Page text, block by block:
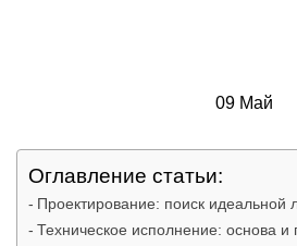
09 Май
Оглавление статьи:
Проектирование: поиск идеальной
Техническое исполнение: основа и